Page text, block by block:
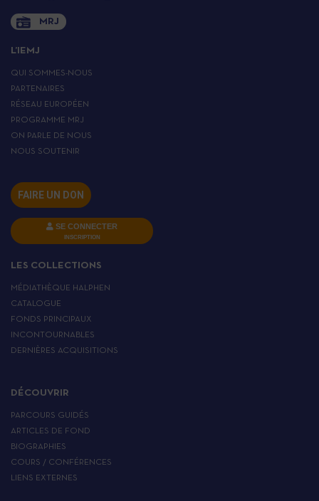
MRJ
L’IEMJ
QUI SOMMES-NOUS
PARTENAIRES
RÉSEAU EUROPÉEN
PROGRAMME MRJ
ON PARLE DE NOUS
NOUS SOUTENIR
FAIRE UN DON
SE CONNECTER
INSCRIPTION
LES COLLECTIONS
MÉDIATHÈQUE HALPHEN
CATALOGUE
FONDS PRINCIPAUX
INCONTOURNABLES
DERNIÈRES ACQUISITIONS
DÉCOUVRIR
PARCOURS GUIDÉS
ARTICLES DE FOND
BIOGRAPHIES
COURS / CONFÉRENCES
LIENS EXTERNES